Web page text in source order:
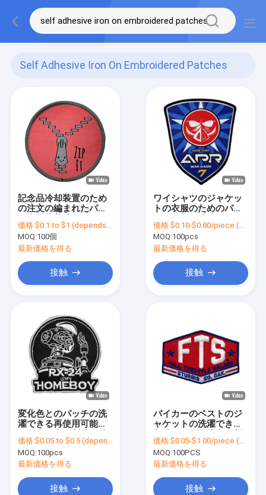
Self Adhesive Iron On Embroidered Patches
記念品冷却装置のため
の注文の編まれたパッ
ッチ
価格:$0.1 to $1 (depends on the design and order quantity)
MOQ:100個
最新価格を得る
接触
ワイシャツのジャケッ
トの衣服のためのパッ
ッチのゲームのチーム
カスタマイズ可能な鉄
価格:$0.10-$0.80/piece (depends on the design and order quantity)
MOQ:100pcs
最新価格を得る
接触
変化色とのパッチの洗
濯できる再使用可能の
価格:$0.05 to $0.5 (depends on the design and order quantity)
MOQ:100pcs
最新価格を得る
接触
バイカーのベストのジ
ャケットの洗濯できる
繍パッチ
価格:$0.05-$1.00/piece (depends on the design and order quantity)
MOQ:100PCS
最新価格を得る
接触